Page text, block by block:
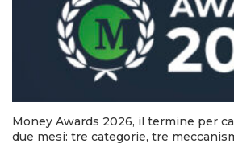
Money Awards 2026, il termine per
due mesi: tre categorie, tre